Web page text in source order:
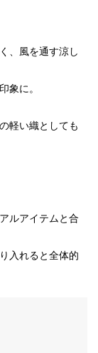
、風を通す涼し
象に。
軽い織としても
ルアイテムと合
入れると全体的